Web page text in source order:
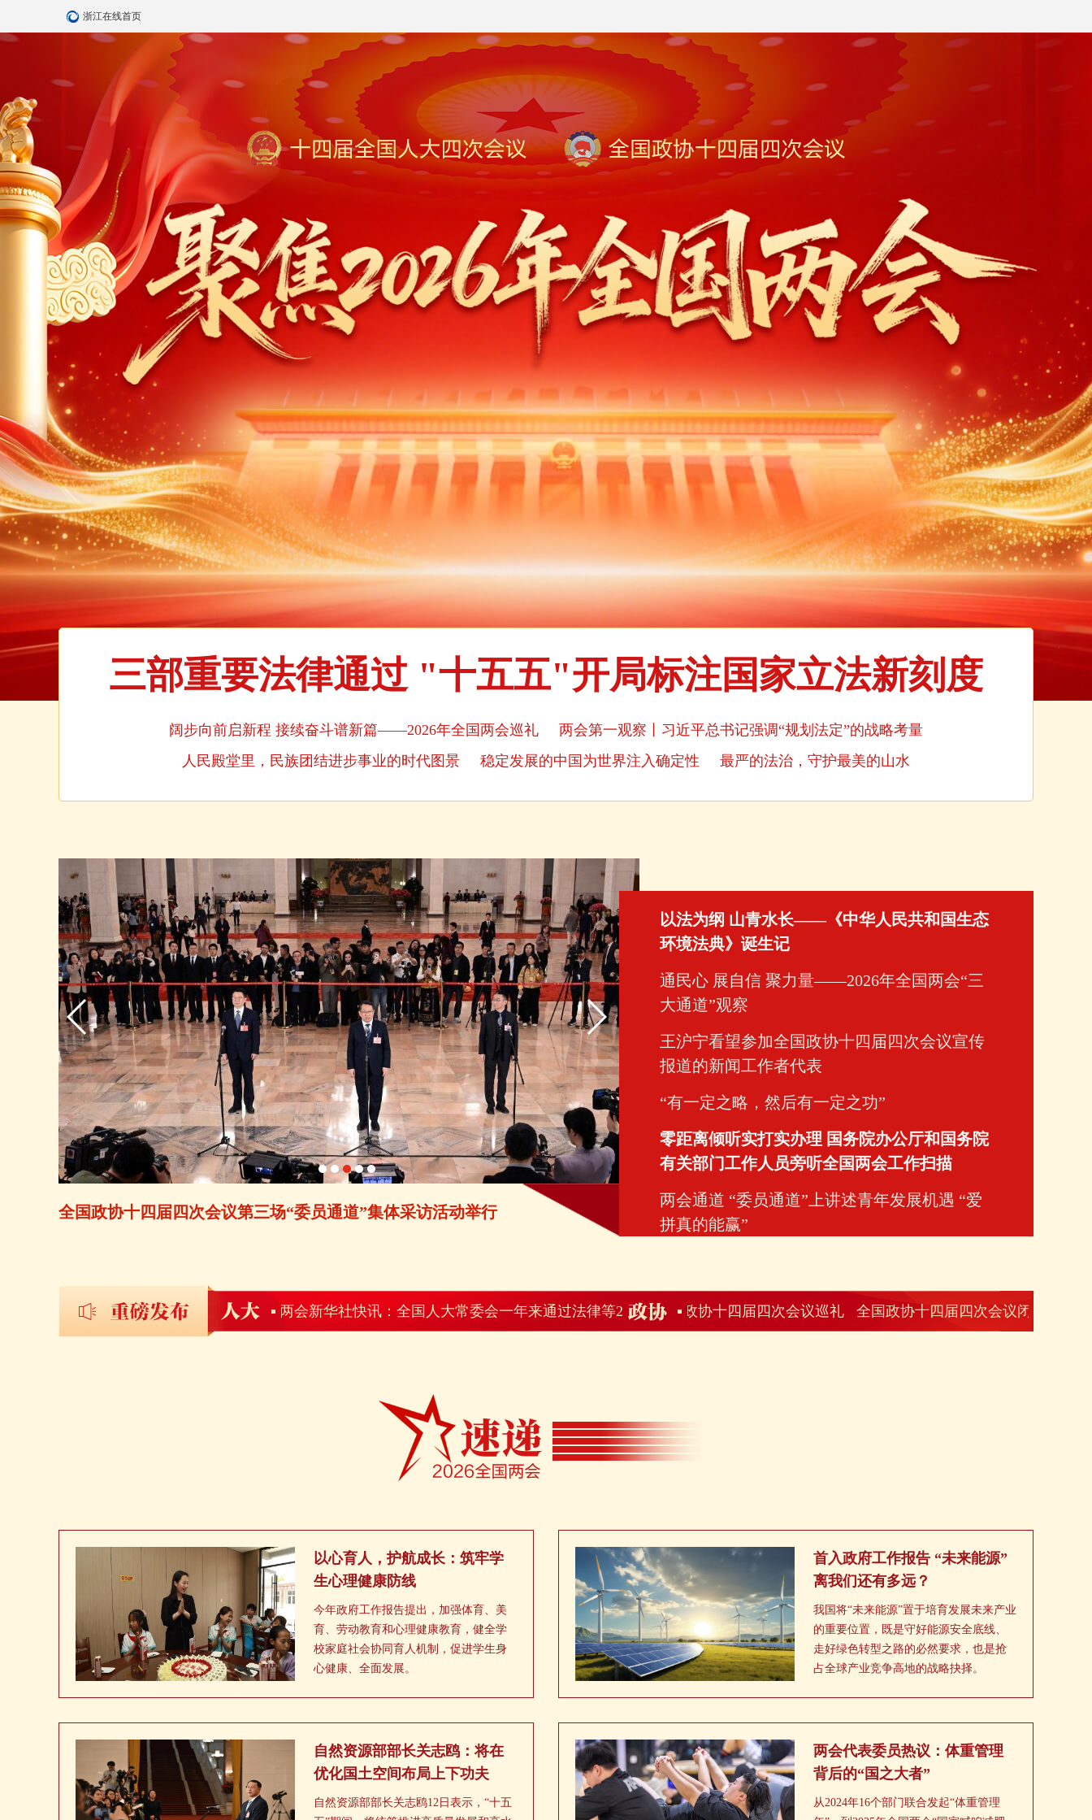
浙江在线首页
三部重要法律通过 "十五五"开局标注国家立法新刻度
阔步向前启新程 接续奋斗谱新篇——2026年全国两会巡礼
两会第一观察丨习近平总书记强调“规划法定”的战略考量
人民殿堂里，民族团结进步事业的时代图景
稳定发展的中国为世界注入确定性 最严的法治，守护最美的山水
全国政协十四届四次会议第三场“委员通道”集体采访活动举行 全国政协十四届四次会议闭幕会在京举行
以法为纲 山青水长——《中华人民共和国生态
环境法典》诞生记
通民心 展自信 聚力量——2026年全国两会“三
大通道”观察
王沪宁看望参加全国政协十四届四次会议宣传
报道的新闻工作者代表
“有一定之略，然后有一定之功”
零距离倾听实打实办理 国务院办公厅和国务院
有关部门工作人员旁听全国两会工作扫描
两会通道 “委员通道”上讲述青年发展机遇 “爱
拼真的能赢”
文艺创作如何坚守“价值基线”？ 两会新华社快讯：全国人大常委会一年来通过法律等24件 AIGC浪潮下，文艺创作如何坚守“价值基线”？ 两会新华社快讯：全国人
汇聚起团结奋斗、共创未来的磅礴力量——全国政协十四届四次会议巡礼 全国政协十四届四次会议闭幕会在京举行
以心育人，护航成长：筑牢学
生心理健康防线
今年政府工作报告提出，加强体育、美
育、劳动教育和心理健康教育，健全学
校家庭社会协同育人机制，促进学生身
心健康、全面发展。
首入政府工作报告 “未来能源”
离我们还有多远？
我国将“未来能源”置于培育发展未来产业
的重要位置，既是守好能源安全底线、
走好绿色转型之路的必然要求，也是抢
占全球产业竞争高地的战略抉择。
自然资源部部长关志鸥：将在
优化国土空间布局上下功夫
自然资源部部长关志鸥12日表示，“十五
两会代表委员热议：体重管理
背后的“国之大者”
从2024年16个部门联合发起“体重管理